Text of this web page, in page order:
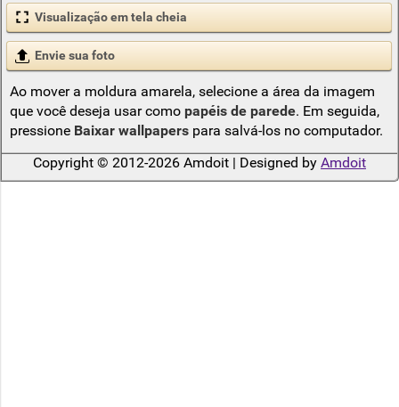
Visualização em tela cheia
Envie sua foto
Ao mover a moldura amarela, selecione a área da imagem
que você deseja usar como papéis de parede. Em seguida,
pressione Baixar wallpaperspara salvá-los no computador.
Copyright © 2012-2026 Amdoit | Designed by Amdoit